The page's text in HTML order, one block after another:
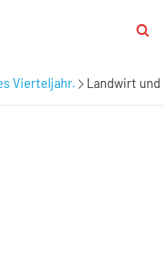
Vierteljahr. Landwirt und